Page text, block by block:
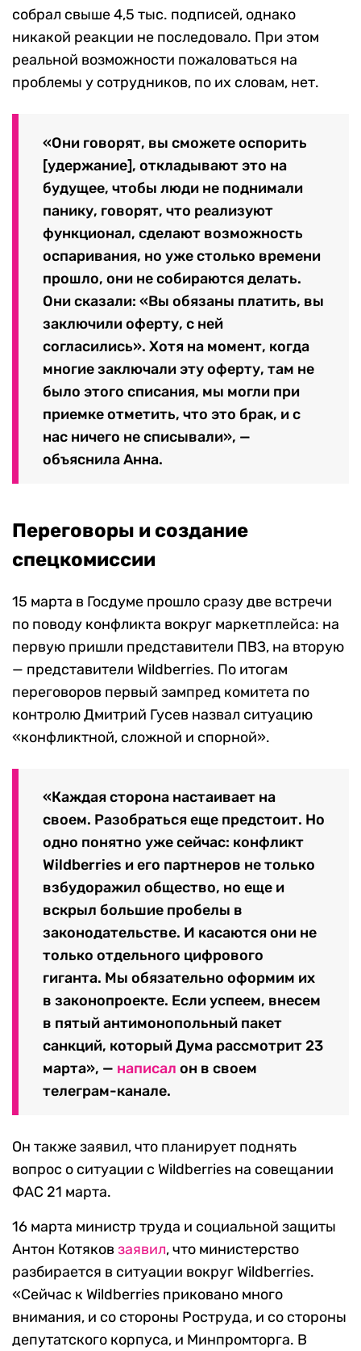
собрал свыше 4,5 тыс. подписей, однако
никакой реакции не последовало. При этом
реальной возможности пожаловаться на
проблемы у сотрудников, по их словам, нет.
«Они говорят, вы сможете оспорить
[удержание], откладывают это на
будущее, чтобы люди не поднимали
панику, говорят, что реализуют
функционал, сделают возможность
оспаривания, но уже столько времени
прошло, они не собираются делать.
Они сказали: «Вы обязаны платить, вы
заключили оферту, с ней
согласились». Хотя на момент, когда
многие заключали эту оферту, там не
было этого списания, мы могли при
приемке отметить, что это брак, и с
нас ничего не списывали», —
объяснила Анна.
Переговоры и создание
спецкомиссии
15 марта в Госдуме прошло сразу две встречи
по поводу конфликта вокруг маркетплейса: на
первую пришли представители ПВЗ, на вторую
— представители Wildberries. По итогам
переговоров первый зампред комитета по
контролю Дмитрий Гусев назвал ситуацию
«конфликтной, сложной и спорной».
«Каждая сторона настаивает на
своем. Разобраться еще предстоит. Но
одно понятно уже сейчас: конфликт
Wildberries и его партнеров не только
взбудоражил общество, но еще и
вскрыл большие пробелы в
законодательстве. И касаются они не
только отдельного цифрового
гиганта. Мы обязательно оформим их
в законопроекте. Если успеем, внесем
в пятый антимонопольный пакет
санкций, который Дума рассмотрит 23
марта», — написал он в своем
телеграм-канале.
Он также заявил, что планирует поднять
вопрос о ситуации с Wildberries на совещании
ФАС 21 марта.
16 марта министр труда и социальной защиты
Антон Котяков заявил, что министерство
разбирается в ситуации вокруг Wildberries.
«Сейчас к Wildberries приковано много
внимания, и со стороны Роструда, и со стороны
депутатского корпуса, и Минпромторга. В